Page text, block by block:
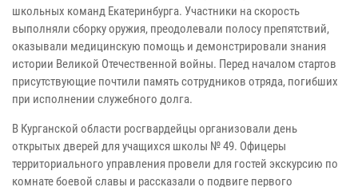
школьных команд Екатеринбурга. Участники на скорость
выполняли сборку оружия, преодолевали полосу препятствий,
оказывали медицинскую помощь и демонстрировали знания
истории Великой Отечественной войны. Перед началом стартов
присутствующие почтили память сотрудников отряда, погибших
при исполнении служебного долга.
В Курганской области росгвардейцы организовали день
открытых дверей для учащихся школы № 49. Офицеры
территориального управления провели для гостей экскурсию по
комнате боевой славы и рассказали о подвиге первого